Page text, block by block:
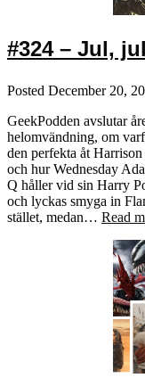
#324 – Jul,
Posted December 20,
GeekPodden avslutar
helomvändning, om
den perfekta åt
och hur Wednesday
Q håller vid sin Harry
och lyckas smyga in
stället, medan… Read